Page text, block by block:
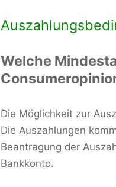
Welche
Die Möglichkeit zur
Die Auszahlungen
Beantragung der
Bankkonto.